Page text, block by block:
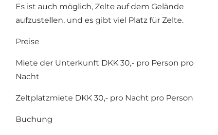
Es ist auch möglich, Zelte auf dem Gelände
aufzustellen, und es gibt viel Platz für Zelte.
Preise
Miete der Unterkunft DKK 30,- pro Person pro
Nacht
Zeltplatzmiete DKK 30,- pro Nacht pro Person
Buchung